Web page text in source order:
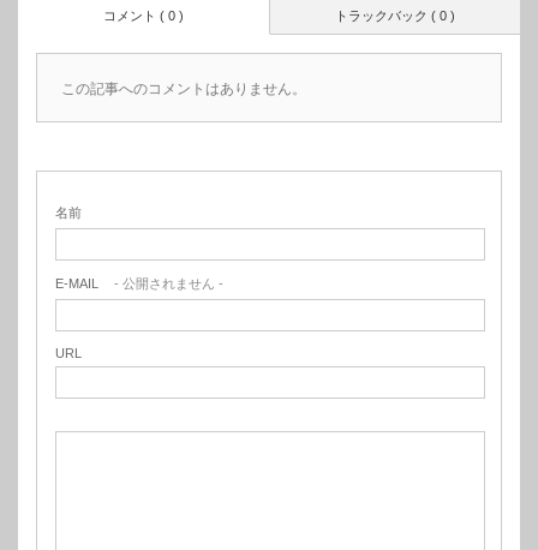
トラックバック ( 0 )
コメント ( 0 )
この記事へのコメントはありません。
名前
E-MAIL - 公開されません -
URL